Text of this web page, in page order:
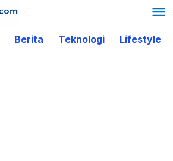
Berita Teknologi Lifestyle